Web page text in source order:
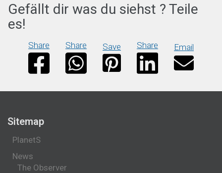
Gefällt dir was du siehst ? Teile
es!
Share Share Save Share Email
Sitemap
PlanetS
News
The Observer